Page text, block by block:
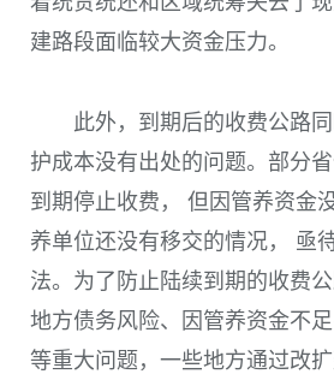
建路段面临较大资金压力。
此外，到期后的收费公路
护成本没有出处的问题。部分
到期停止收费， 但因管养资金
养单位还没有移交的情况， 亟
法。为了防止陆续到期的收费
地方债务风险、因管养资金不
等重大问题，一些地方通过改